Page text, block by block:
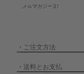
メルマガジーヌ!
・ ご注文方法
・ 送料とお支払